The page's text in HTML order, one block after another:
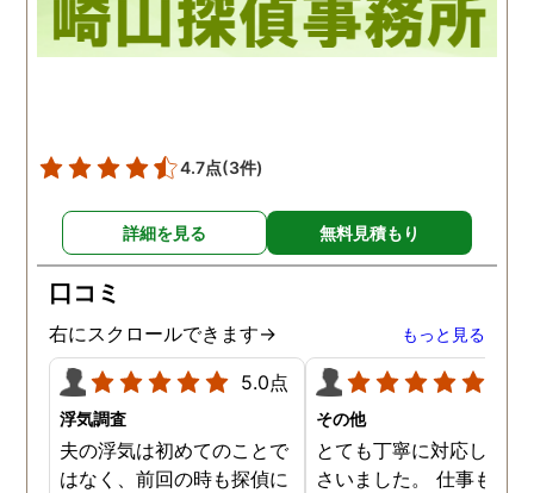
4.7点(3件)
詳細を見る 無料見積もり
口コミ
右にスクロールできます→ もっと見る
5.0点
浮気調査
夫の浮気は初めてのことで
はなく、前回の時も探偵に
その他
とても丁寧に対応してく
さいました。 仕事も満